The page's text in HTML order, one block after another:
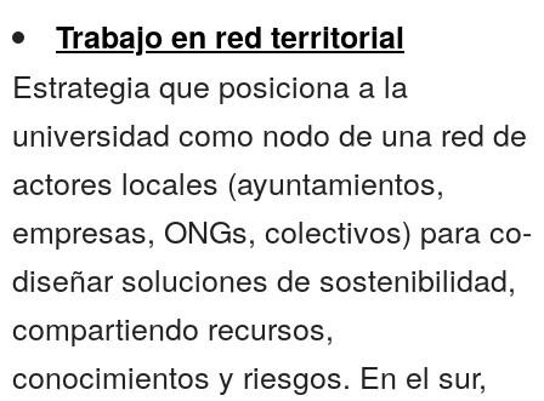
Trabajo en red territorial
Estrategia que posiciona a la
universidad como nodo de una red de
actores locales (ayuntamientos,
empresas, ONGs, colectivos) para co-
diseñar soluciones de sostenibilidad,
compartiendo recursos,
conocimientos y riesgos. En el sur,